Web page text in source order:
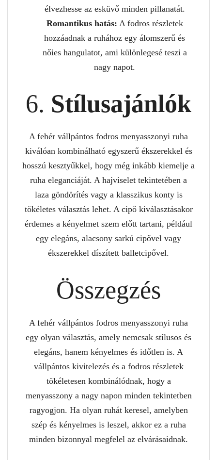
élvezhesse az esküvő minden pillanatát.
Romantikus hatás: A fodros részletek
hozzáadnak a ruhához egy álomszerű és
nőies hangulatot, ami különlegesé teszi a
nagy napot.
6. Stílusajánlók
A fehér vállpántos fodros menyasszonyi ruha
kiválóan kombinálható egyszerű ékszerekkel és
hosszú kesztyűkkel, hogy még inkább kiemelje a
ruha eleganciáját. A hajviselet tekintetében a
laza göndörítés vagy a klasszikus konty is
tökéletes választás lehet. A cipő kiválasztásakor
érdemes a kényelmet szem előtt tartani, például
egy elegáns, alacsony sarkú cipővel vagy
ékszerekkel díszített balletcipővel.
Összegzés
A fehér vállpántos fodros menyasszonyi ruha
egy olyan választás, amely nemcsak stílusos és
elegáns, hanem kényelmes és időtlen is. A
vállpántos kivitelezés és a fodros részletek
tökéletesen kombinálódnak, hogy a
menyasszony a nagy napon minden tekintetben
ragyogjon. Ha olyan ruhát keresel, amelyben
szép és kényelmes is leszel, akkor ez a ruha
minden bizonnyal megfelel az elvárásaidnak.